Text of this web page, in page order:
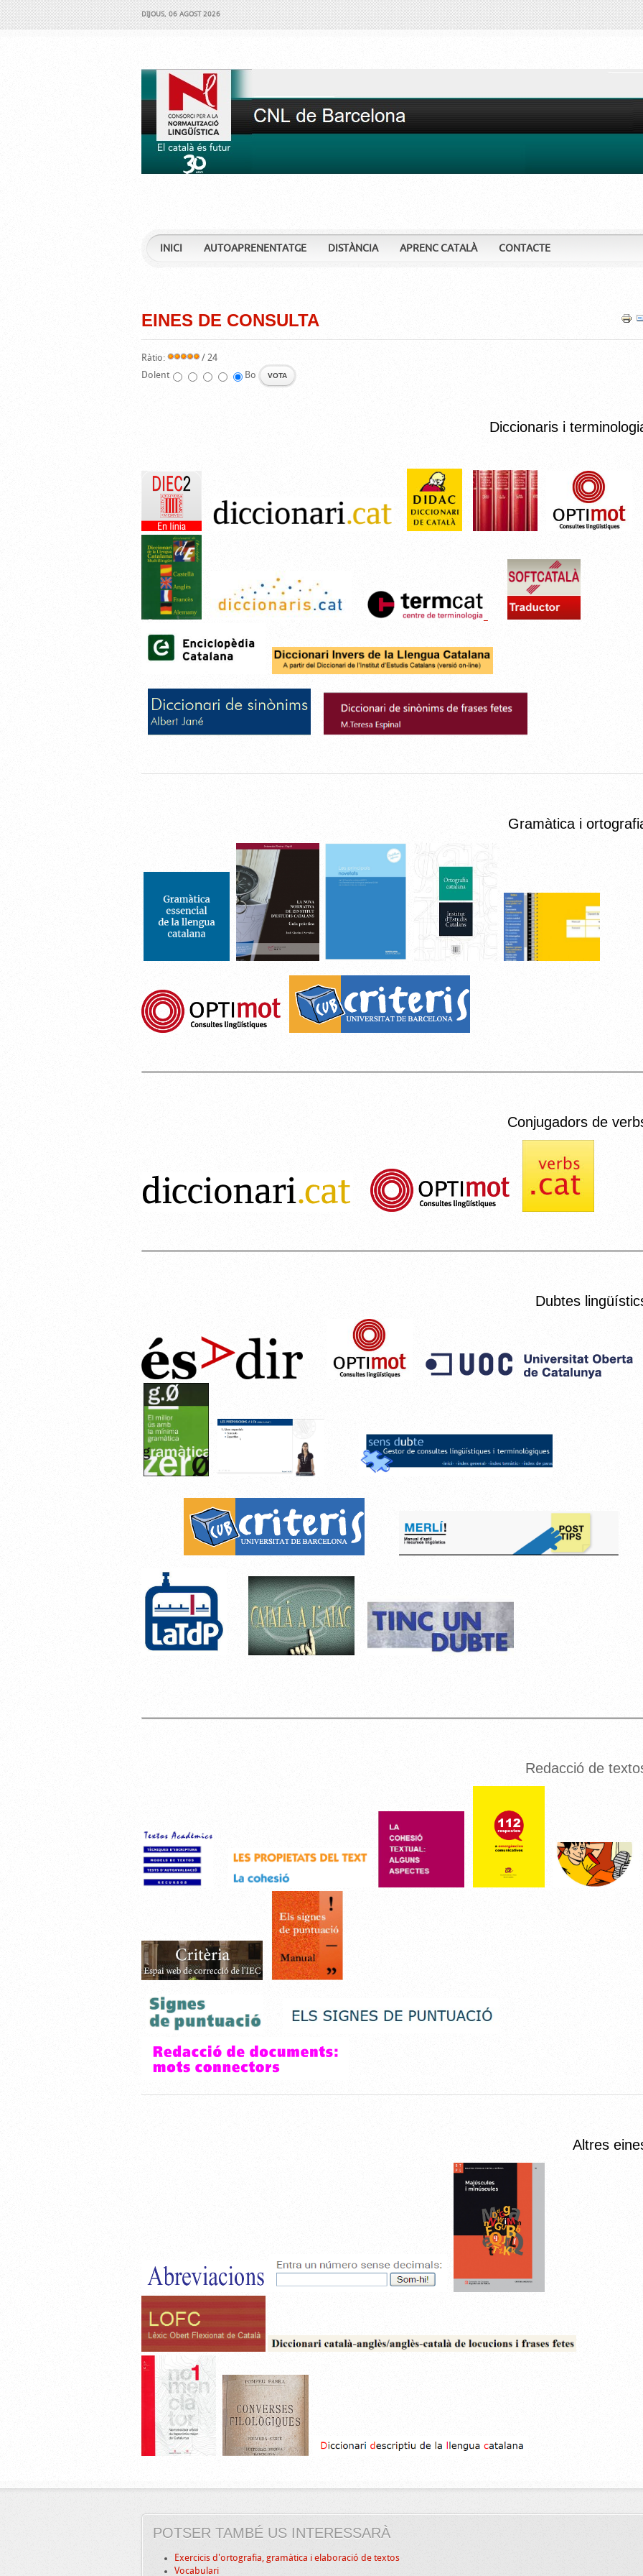
DIJOUS, 06 AGOST 2026
INICI AUTOAPRENENTATGE DISTÀNCIA APRENC CATALÀ CONTACTE
EINES DE CONSULTA
Ràtio:
/ 24
Dolent
Bo
Diccionaris i
Gramàtica i
Conjugadors de
Dubtes
Redacció de
Altres
POTSER TAMBÉ US INTERESSARÀ
Exercicis d'ortografia, gramàtica i elaboració de textos
Vocabulari